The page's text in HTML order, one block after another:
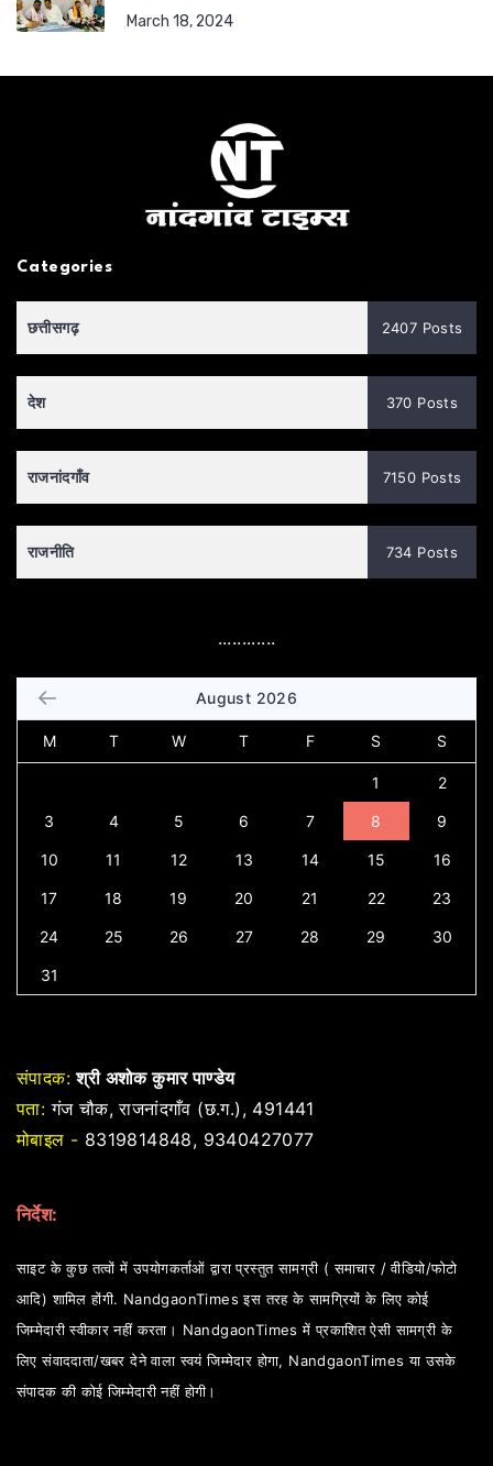
March 18, 2024
Categories
छत्तीसगढ़ 2407 Posts
देश 370 Posts
राजनांदगाँव 7150 Posts
राजनीति 734 Posts
............
August 2026
M T W T F S S
1 2
3 4 5 6 7 8 9
10 11 12 13 14 15 16
17 18 19 20 21 22 23
24 25 26 27 28 29 30
31
संपादक: श्री अशोक कुमार पाण्डेय
पता: गंज चौक, राजनांदगाँव (छ.ग.), 491441
मोबाइल - 8319814848, 9340427077
निर्देश:
साइट के कुछ तत्वों में उपयोगकर्ताओं द्वारा प्रस्तुत सामग्री ( समाचार / वीडियो/फोटो
आदि) शामिल होंगी. NandgaonTimes इस तरह के सामग्रियों के लिए कोई
जिम्मेदारी स्वीकार नहीं करता। NandgaonTimes में प्रकाशित ऐसी सामग्री के
लिए संवाददाता/खबर देने वाला स्वयं जिम्मेदार होगा, NandgaonTimes या उसके
संपादक की कोई जिम्मेदारी नहीं होगी।